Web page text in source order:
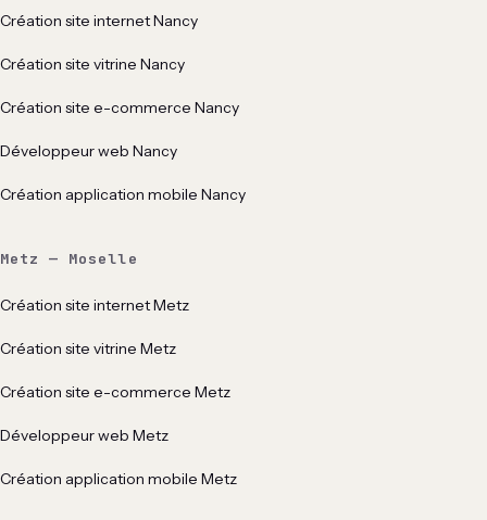
Création site internet Nancy
Création site vitrine Nancy
Création site e-commerce Nancy
Développeur web Nancy
Création application mobile Nancy
Metz — Moselle
Création site internet Metz
Création site vitrine Metz
Création site e-commerce Metz
Développeur web Metz
Création application mobile Metz